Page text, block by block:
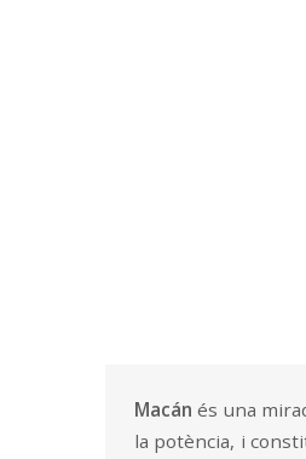
Macán és una
la potència, i